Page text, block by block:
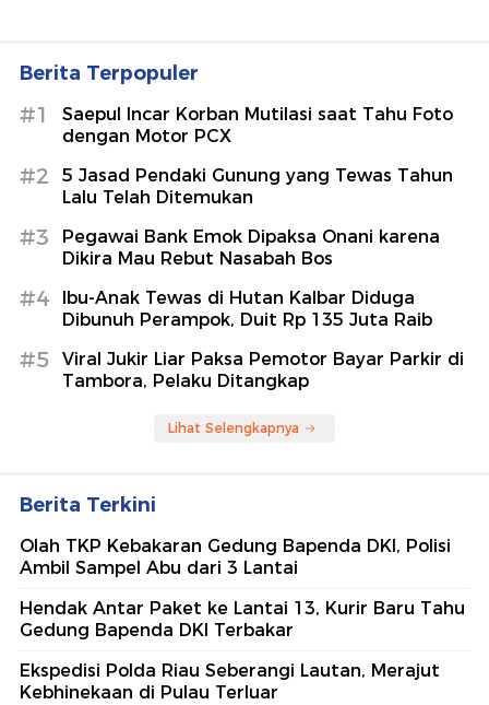
Berita Terpopuler
#1
Saepul Incar Korban Mutilasi saat Tahu Foto
dengan Motor PCX
#2
5 Jasad Pendaki Gunung yang Tewas Tahun
Lalu Telah Ditemukan
#3
Pegawai Bank Emok Dipaksa Onani karena
Dikira Mau Rebut Nasabah Bos
#4
Ibu-Anak Tewas di Hutan Kalbar Diduga
Dibunuh Perampok, Duit Rp 135 Juta Raib
#5
Viral Jukir Liar Paksa Pemotor Bayar Parkir di
Tambora, Pelaku Ditangkap
Lihat Selengkapnya
Berita Terkini
Olah TKP Kebakaran Gedung Bapenda DKI, Polisi
Ambil Sampel Abu dari 3 Lantai
Hendak Antar Paket ke Lantai 13, Kurir Baru Tahu
Gedung Bapenda DKI Terbakar
Ekspedisi Polda Riau Seberangi Lautan, Merajut
Kebhinekaan di Pulau Terluar